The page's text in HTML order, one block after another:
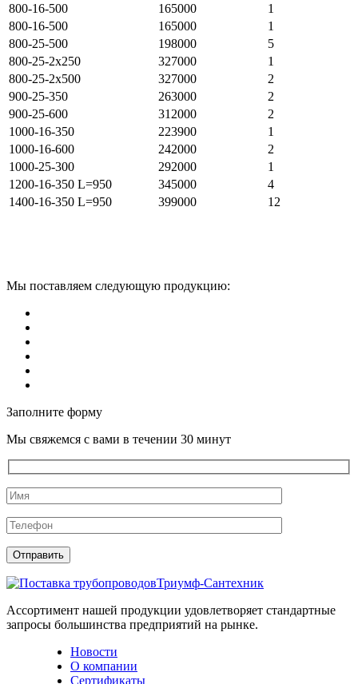
800-16-500
165000
1
800-16-500
165000
1
800-25-500
198000
5
800-25-2х250
327000
1
800-25-2х500
327000
2
900-25-350
263000
2
900-25-600
312000
2
1000-16-350
223900
1
1000-16-600
242000
2
1000-25-300
292000
1
1200-16-350 L=950
345000
4
1400-16-350 L=950
399000 12
Мы поставляем следующую продукцию:
Заполните форму
Мы свяжемся с вами в течении 30 минут
Триумф-Сантехник
Ассортимент нашей продукции удовлетворяет стандартные
запросы большинства предприятий на рынке.
Новости
О компании
Сертификаты